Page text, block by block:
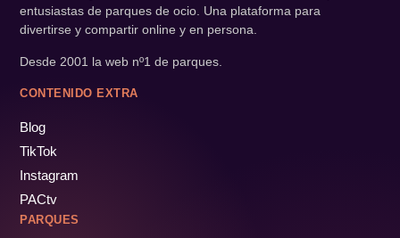
entusiastas de parques de ocio. Una plataforma para
divertirse y compartir online y en persona.
Desde 2001 la web nº1 de parques.
CONTENIDO EXTRA
Blog
TikTok
Instagram
PACtv
PARQUES